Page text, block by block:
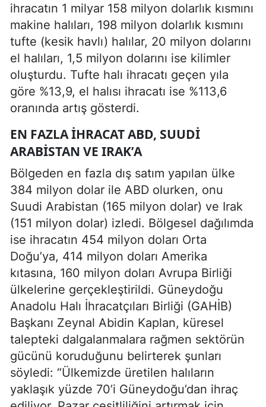
ihracatın 1 milyar 158 milyon dolarlık kısmını
makine halıları, 198 milyon dolarlık kısmını
tufte (kesik havlı) halılar, 20 milyon dolarını
el halıları, 1,5 milyon dolarını ise kilimler
oluşturdu. Tufte halı ihracatı geçen yıla
göre %13,9, el halısı ihracatı ise %113,6
oranında artış gösterdi.
EN FAZLA IHRACAT ABD, SUUDI
ARABISTAN VE IRAK’A
Bölgeden en fazla dış satım yapılan ülke
384 milyon dolar ile ABD olurken, onu
Suudi Arabistan (165 milyon dolar) ve Irak
(151 milyon dolar) izledi. Bölgesel dağılımda
ise ihracatın 454 milyon doları Orta
Doğu’ya, 414 milyon doları Amerika
kıtasına, 160 milyon doları Avrupa Birliği
ülkelerine gerçekleştirildi. Güneydoğu
Anadolu Halı İhracatçıları Birliği (GAHİB)
Başkanı Zeynal Abidin Kaplan, küresel
talepteki dalgalanmalara rağmen sektörün
gücünü koruduğunu belirterek şunları
söyledi: “Ülkemizde üretilen halıların
yaklaşık yüzde 70’i Güneydoğu’dan ihraç